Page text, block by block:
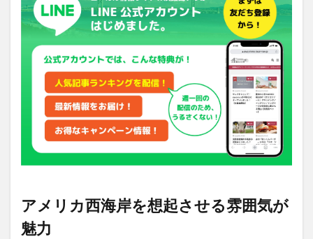
想起
させ
る雰
囲気
が魅
のカ
は女
子に
大人
ャレ
スポ
ット
アメリカ西海岸を想起させる雰囲気が
魅力